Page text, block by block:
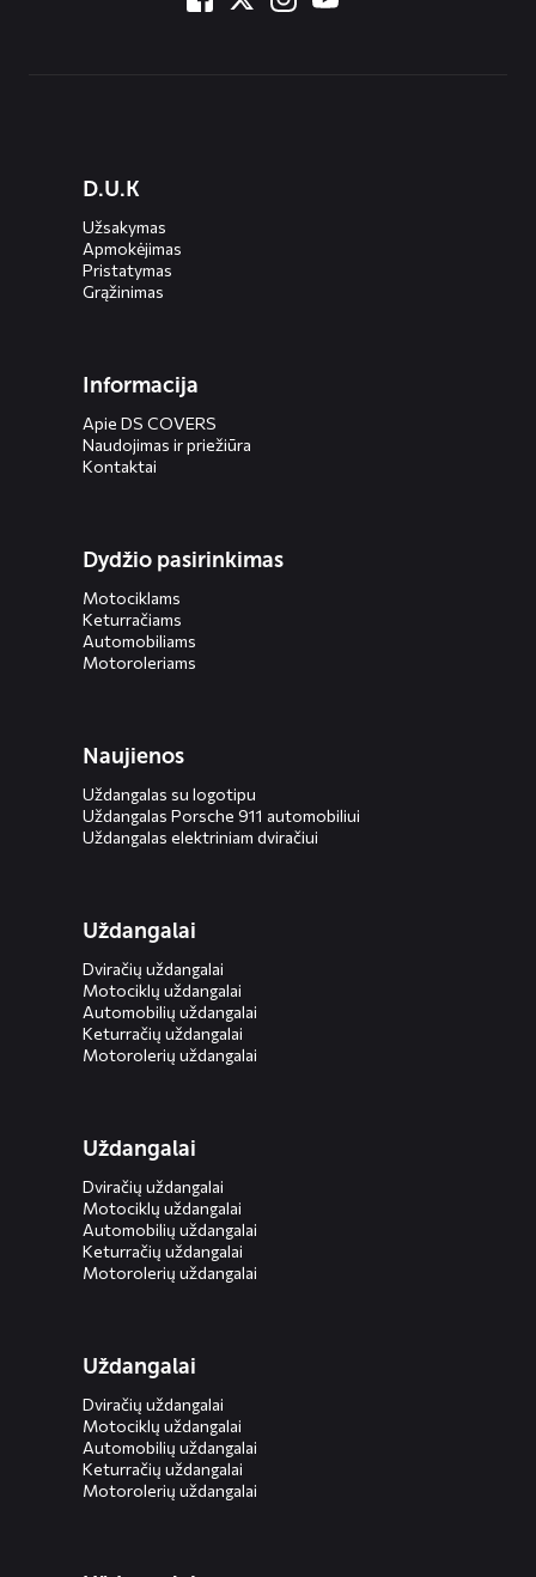
menusD.U.K
Užsakymas
Apmokėjimas
Pristatymas
Grąžinimas
Informacija
Apie DS COVERS
Naudojimas ir priežiūra
Kontaktai
Dydžio pasirinkimas
Motociklams
Keturračiams
Automobiliams
Motoroleriams
Naujienos
Uždangalas su logotipu
Uždangalas Porsche 911 automobiliui
Uždangalas elektriniam dviračiui
Uždangalai
Dviračių uždangalai
Motociklų uždangalai
Automobilių uždangalai
Keturračių uždangalai
Motorolerių uždangalai
Uždangalai
Dviračių uždangalai
Motociklų uždangalai
Automobilių uždangalai
Keturračių uždangalai
Motorolerių uždangalai
Uždangalai
Dviračių uždangalai
Motociklų uždangalai
Automobilių uždangalai
Keturračių uždangalai
Motorolerių uždangalai